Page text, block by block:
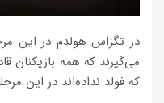
می‌گیرند که همه بازیکنان
که فولد نداده‌اند در این